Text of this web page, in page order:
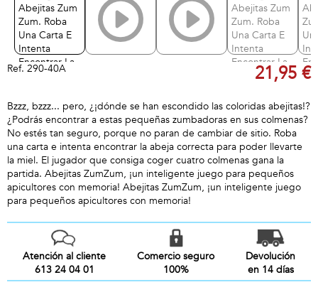
Ref. 290-40A 21,95 €
Bzzz, bzzz... pero, ¿¡dónde se han escondido las coloridas abejitas!?
¿Podrás encontrar a estas pequeñas zumbadoras en sus colmenas?
No estés tan seguro, porque no paran de cambiar de sitio. Roba
una carta e intenta encontrar la abeja correcta para poder llevarte
la miel. El jugador que consiga coger cuatro colmenas gana la
partida. Abejitas ZumZum, ¡un inteligente juego para pequeños
apicultores con memoria! Abejitas ZumZum, ¡un inteligente juego
para pequeños apicultores con memoria!
Atención al cliente
613 24 04 01
Comercio seguro
100%
Devolución
en 14 días